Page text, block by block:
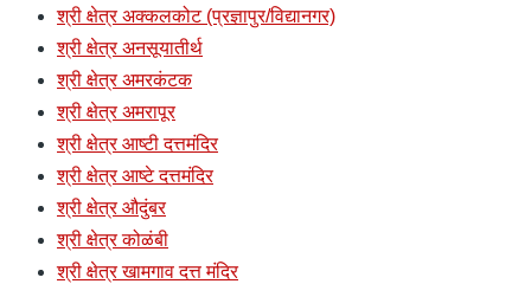
श्री क्षेत्र अक्कलकोट (प्रज्ञापुर/विद्यानगर)
श्री क्षेत्र अनसूयातीर्थ
श्री क्षेत्र अमरकंटक
श्री क्षेत्र अमरापूर
श्री क्षेत्र आष्टी दत्तमंदिर
श्री क्षेत्र आष्टे दत्तमंदिर
श्री क्षेत्र औदुंबर
श्री क्षेत्र कोळंबी
श्री क्षेत्र खामगाव दत्त मंदिर